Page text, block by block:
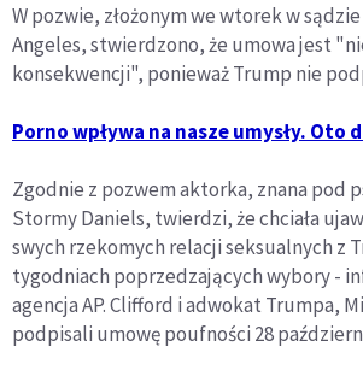
W pozwie, złożonym we wtorek w
Angeles, stwierdzono, że umowa jest
konsekwencji", ponieważ Trump nie
Porno wpływa na nasze umysły. Oto
Zgodnie z pozwem aktorka, znana pod
Stormy Daniels, twierdzi, że chciała
swych rzekomych relacji seksualnych z
tygodniach poprzedzających wybory -
agencja AP. Clifford i adwokat Trumpa,
podpisali umowę poufności 28